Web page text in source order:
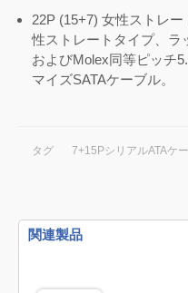
22P (15+7) 女性ストレ
性ストレートタイプ、ラ
およびMolex同等ピッチ
マイズSATAケーブル。
タグ 7+15PシリアルATAケ
関連製品